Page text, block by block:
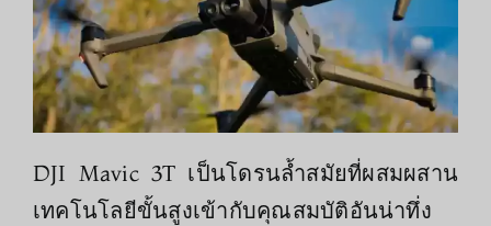
DJI Mavic 3T เป็นโดรนล้ำสมัยที่ผสมผสาน
เทคโนโลยีขั้นสูงเข้ากับคุณสมบัติอันน่าทึ่ง